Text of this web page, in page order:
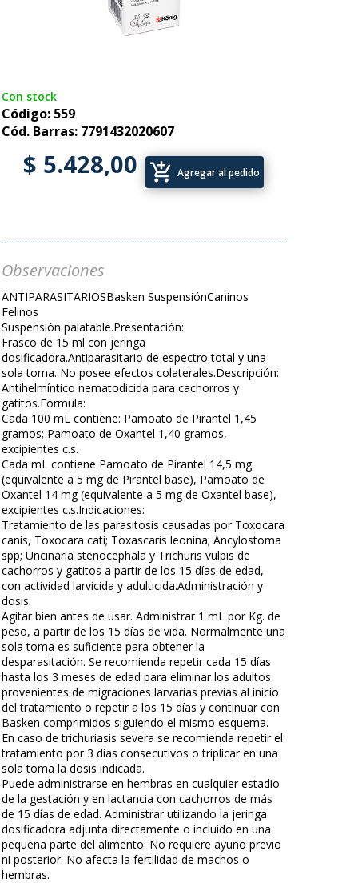
Con stock
Código: 559
Cód. Barras: 7791432020607
$ 5.428,00 add_shopping_cart Agregar al pedido
Observaciones
ANTIPARASITARIOSBasken SuspensiónCaninos
Felinos
Suspensión palatable.Presentación:
Frasco de 15 ml con jeringa
dosificadora.Antiparasitario de espectro total y una
sola toma. No posee efectos colaterales.Descripción:
Antihelmíntico nematodicida para cachorros y
gatitos.Fórmula:
Cada 100 mL contiene: Pamoato de Pirantel 1,45
gramos; Pamoato de Oxantel 1,40 gramos,
excipientes c.s.
Cada mL contiene Pamoato de Pirantel 14,5 mg
(equivalente a 5 mg de Pirantel base), Pamoato de
Oxantel 14 mg (equivalente a 5 mg de Oxantel base),
excipientes c.s.Indicaciones:
Tratamiento de las parasitosis causadas por Toxocara
canis, Toxocara cati; Toxascaris leonina; Ancylostoma
spp; Uncinaria stenocephala y Trichuris vulpis de
cachorros y gatitos a partir de los 15 días de edad,
con actividad larvicida y adulticida.Administración y
dosis:
Agitar bien antes de usar. Administrar 1 mL por Kg. de
peso, a partir de los 15 días de vida. Normalmente una
sola toma es suficiente para obtener la
desparasitación. Se recomienda repetir cada 15 días
hasta los 3 meses de edad para eliminar los adultos
provenientes de migraciones larvarias previas al inicio
del tratamiento o repetir a los 15 días y continuar con
Basken comprimidos siguiendo el mismo esquema.
En caso de trichuriasis severa se recomienda repetir el
tratamiento por 3 días consecutivos o triplicar en una
sola toma la dosis indicada.
Puede administrarse en hembras en cualquier estadio
de la gestación y en lactancia con cachorros de más
de 15 días de edad. Administrar utilizando la jeringa
dosificadora adjunta directamente o incluido en una
pequeña parte del alimento. No requiere ayuno previo
ni posterior. No afecta la fertilidad de machos o
hembras.